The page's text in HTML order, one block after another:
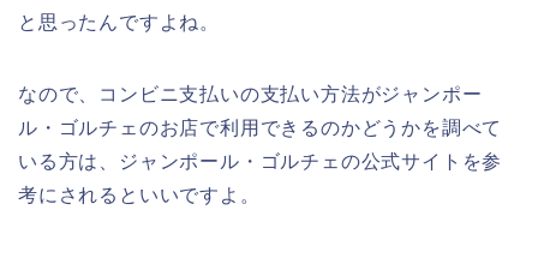
と思ったんですよね。
なので、コンビニ支払いの支払い方法がジャンポー
ル・ゴルチェのお店で利用できるのかどうかを調べて
いる方は、ジャンポール・ゴルチェの公式サイトを参
考にされるといいですよ。